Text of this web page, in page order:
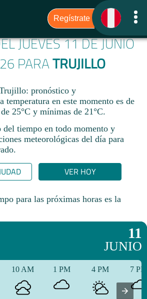
JUEVES 11 DE JUNIO
PARATRUJILLO
pronóstico y
temperatura en este momento es de
25°C y mínimas de 21°C.
del tiempo en todo momento y
meteorológicas del día para
VER HOY
para las próximas horas es la
11
JUNIO
10 AM 1 PM 4 PM 7